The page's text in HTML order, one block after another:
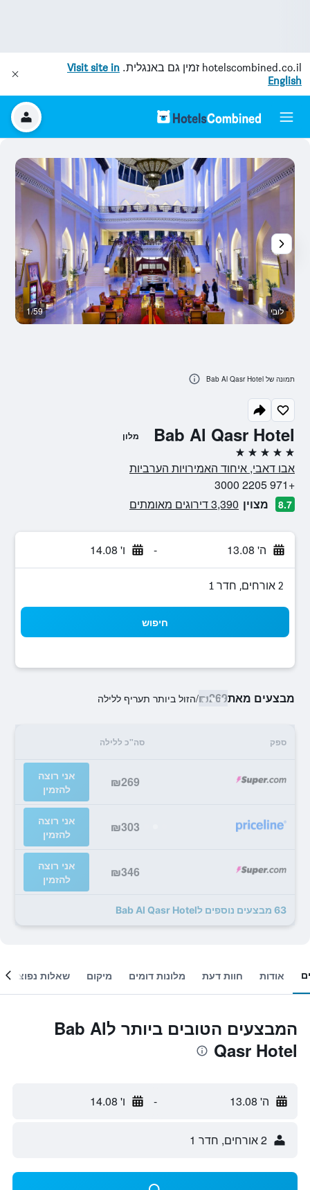
hotelscombined.co.il זמין גם באנגלית. Visit site in
English
Bab Al Qasr Hotel מלון
5 כוכבים
אבו דאבי, איחוד האמירויות הערביות
+971 2205 3000
8.7 מצוין 3,390 דירוגים מאומתים
ה' 13.08 - ו' 14.08
2 אורחים, חדר 1
חיפוש
מבצעים מאת₪269
/הזול ביותר תעריף ללילה
ספק סה"כ ללילה
₪269
אני רוצה
להזמין
₪303
אני רוצה
להזמין
₪346
אני רוצה
להזמין
63 מבצעים נוספים לBab Al Qasr Hotel
לובי 1/59
תמונה של Bab Al Qasr Hotel
אודות חוות דעת מלונות דומים מיקום שאלות נפוצות
המבצעים הטובים ביותר לBab Al
Qasr Hotel
ה' 13.08 - ו' 14.08
2 אורחים, חדר 1